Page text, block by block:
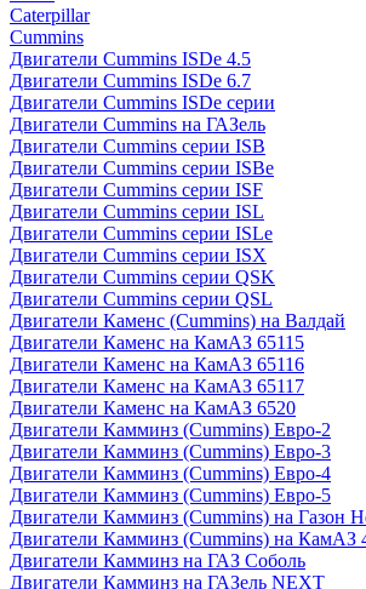
Caterpillar
Cummins
Двигатели Cummins ISDe 4.5
Двигатели Cummins ISDe 6.7
Двигатели Cummins ISDe серии
Двигатели Cummins на ГАЗель
Двигатели Cummins серии ISB
Двигатели Cummins серии ISBe
Двигатели Cummins серии ISF
Двигатели Cummins серии ISL
Двигатели Cummins серии ISLe
Двигатели Cummins серии ISX
Двигатели Cummins серии QSK
Двигатели Cummins серии QSL
Двигатели Каменс (Cummins) на Валдай
Двигатели Каменс на КамАЗ 65115
Двигатели Каменс на КамАЗ 65116
Двигатели Каменс на КамАЗ 65117
Двигатели Каменс на КамАЗ 6520
Двигатели Камминз (Cummins) Евро-2
Двигатели Камминз (Cummins) Евро-3
Двигатели Камминз (Cummins) Евро-4
Двигатели Камминз (Cummins) Евро-5
Двигатели Камминз (Cummins) на Газон
Двигатели Камминз (Cummins) на КамАЗ
Двигатели Камминз на ГАЗ Соболь
Двигатели Камминз на ГАЗель NEXT